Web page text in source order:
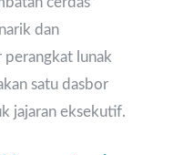
dan
perangkat lunak
satu dasbor
jajaran eksekutif.